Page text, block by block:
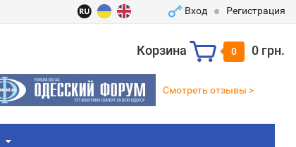
Вход Регистрация
Корзина 0 0 грн.
Смотреть отзывы >